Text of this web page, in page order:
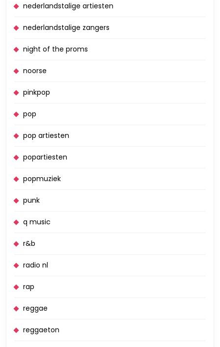
nederlandstalige artiesten
nederlandstalige zangers
night of the proms
noorse
pinkpop
pop
pop artiesten
popartiesten
popmuziek
punk
q music
r&b
radio nl
rap
reggae
reggaeton